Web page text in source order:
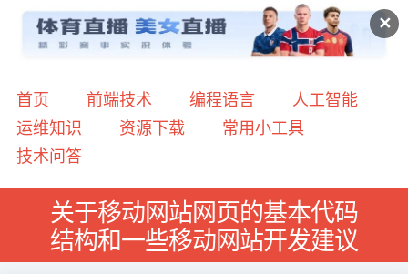
✕
首页 前端技术 编程语言
人工智能
运维知识
资源下载
常用小工具
技术问答
关于移动网站网页的基本代码
结构和一些移动网站开发建议